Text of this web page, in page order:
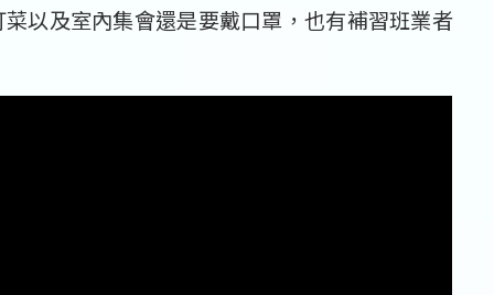
以及室內集會還是要戴口罩，也有補習班業者